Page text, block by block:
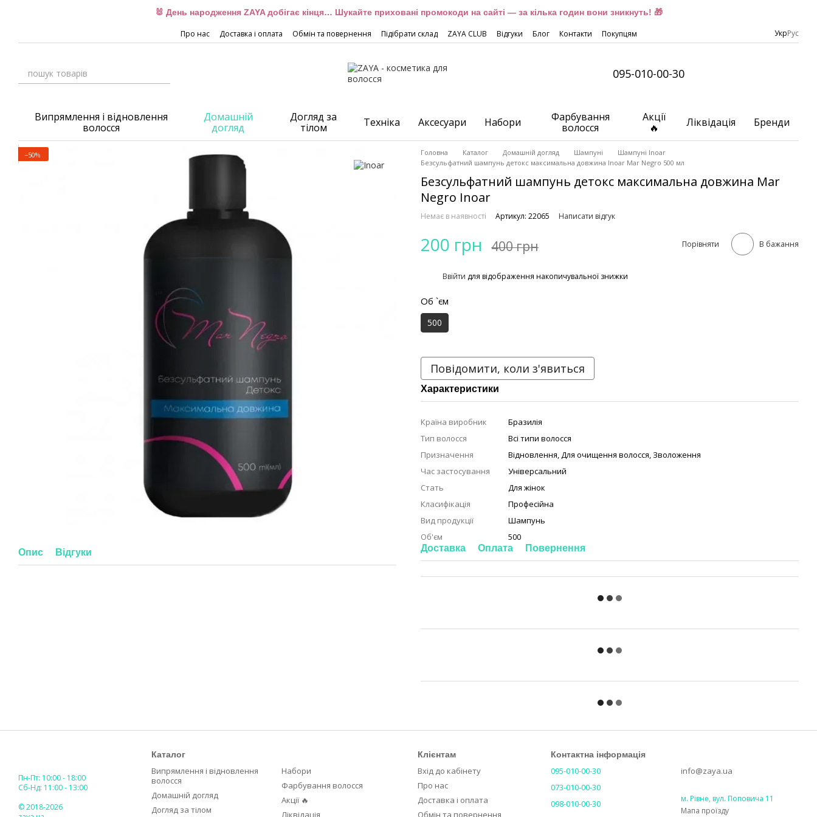
🐰 День народження ZAYA добігає кінця… Шукайте приховані промокоди на сайті — за кілька годин вони зникнуть! 🎁
Про нас Доставка і оплата Обмін та повернення Підібрати склад ZAYA CLUB Відгуки Блог Контакти Покупцям УкрРус
095-010-00-30
Випрямлення і відновлення
волосся
Домашній
догляд
Догляд за
тілом
Техніка Аксесуари Набори
Фарбування
волосся
Акції
🔥
Ліквідація Бренди
−50%
Опис Відгуки
Головна Каталог Домашній догляд Шампуні
Шампуні Inoar
Безсульфатний шампунь детокс максимальна довжина Inoar Mar Negro 500 мл
Безсульфатний шампунь детокс максимальна довжина Mar
Negro Inoar
Немає в наявності Артикул: 22065 Написати відгук
200 грн 400 грн Порівняти В бажання
Ввійти для відображення накопичувальної знижки
Об `єм
500
Повідомити, коли з'явиться
Характеристики
Країна виробник
Бразилія
Тип волосся
Всі типи волосся
Призначення
Відновлення,Для очищення волосся, Зволоження
Час застосування
Універсальний
Стать
Для жінок
Класифікація
Професійна
Вид продукції
Шампунь
Об'єм
500
Доставка Оплата Повернення
Пн-Пт: 10:00 - 18:00
Сб-Нд: 11:00 - 13:00
© 2018-2026
Каталог
Випрямлення і відновлення
волосся
Домашній догляд
Догляд за тілом
Набори
Фарбування волосся
Акції 🔥
Ліквідація
Клієнтам
Вхід до кабінету
Про нас
Доставка і оплата
Обмін та повернення
Контактна інформація
095-010-00-30
073-010-00-30
098-010-00-30
info@zaya.ua
м. Рівне, вул. Поповича 11
Мапа проїзду